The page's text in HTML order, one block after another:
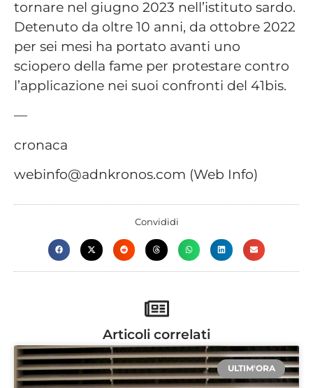
tornare nel giugno 2023 nell’istituto sardo.
Detenuto da oltre 10 anni, da ottobre 2022
per sei mesi ha portato avanti uno
sciopero della fame per protestare contro
l’applicazione nei suoi confronti del 41bis.
—
cronaca
webinfo@adnkronos.com (Web Info)
Convididi
Articoli correlati
ULTIM'ORA